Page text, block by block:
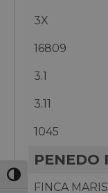
Toggle High
3X
16809
3.1
3.11
1045
PENEDO
FINCA